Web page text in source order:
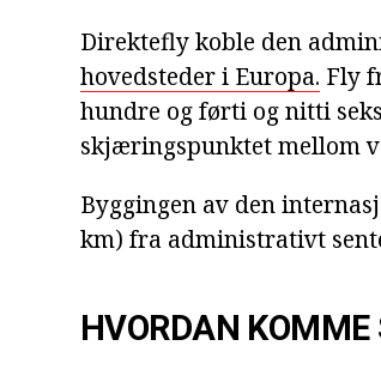
Direktefly koble den
hovedsteder i Europa. Fly
hundre og førti og nitti
skjæringspunktet mellom
Byggingen av den
km) fra administrativt
HVORDAN KOMME